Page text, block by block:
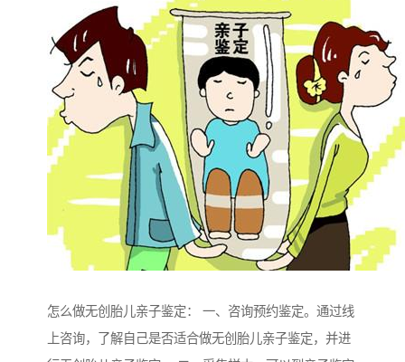
怎么做无创胎儿亲子鉴定： 一、咨询预约鉴定。通过线
上咨询，了解自己是否适合做无创胎儿亲子鉴定，并进